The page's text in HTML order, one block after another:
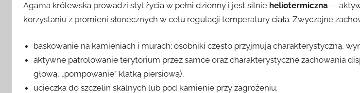
Agama królewska prowadzi styl życia w pełni dzienny i jest silnie heliotermiczna —
korzystaniu z promieni słonecznych w celu regulacji temperatury ciała. Zwyczajne
baskowanie na kamieniach i murach; osobniki często przyjmują charakterystyczną,
aktywne patrolowanie terytorium przez samce oraz charakterystyczne zachowania
głową, „pompowanie” klatką piersiową),
ucieczka do szczelin skalnych lub pod kamienie przy zagrożeniu.